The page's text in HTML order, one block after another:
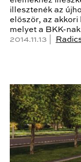
illesztenék az
először, az
melyet a BKK-
2014.11.13 |